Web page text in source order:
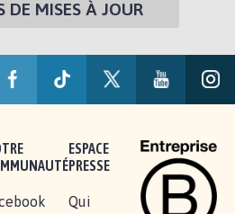
DE MISES À JOUR
ESPACE
PRESSE
Qui